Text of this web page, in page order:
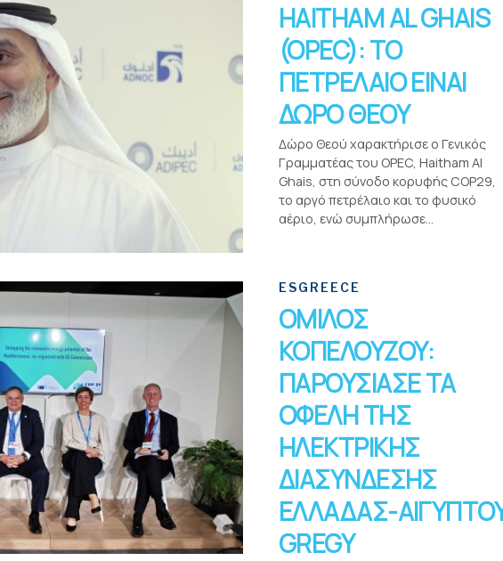
HAITHAM AL GHAIS
(OPEC): ΤΟ
ΠΕΤΡΕΛΑΙΟ ΕΙΝΑΙ
ΔΩΡΟ ΘΕΟΥ
Δώρο Θεού χαρακτήρισε ο Γενικός
Γραμματέας του OPEC, Haitham Al
Ghais, στη σύνοδο κορυφής COP29,
το αργό πετρέλαιο και το φυσικό
αέριο, ενώ συμπλήρωσε...
ESGREECE
ΟΜΙΛΟΣ
ΚΟΠΕΛΟΥΖΟΥ:
ΠΑΡΟΥΣΙΑΣΕ ΤΑ
ΟΦΕΛΗ ΤΗΣ
ΗΛΕΚΤΡΙΚΗΣ
ΔΙΑΣΥΝΔΕΣΗΣ
ΕΛΛΑΔΑΣ-
GREGY